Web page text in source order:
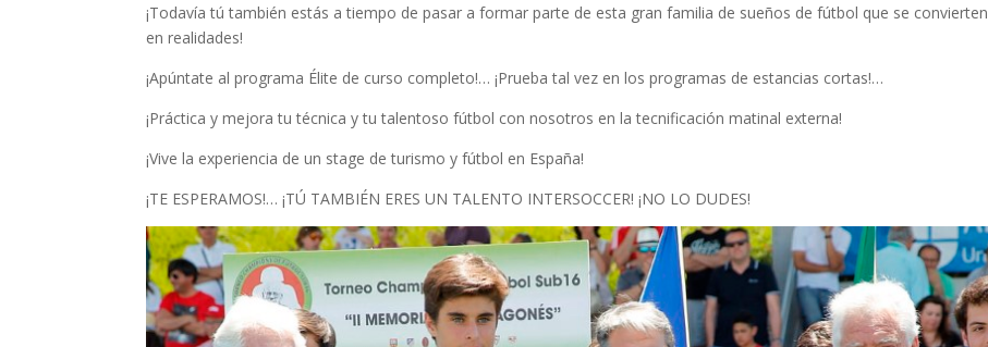
¡Todavía tú también estás a tiempo de pasar a formar parte de esta gran familia de sueños de fútbol que se convierten
en realidades!
¡Apúntate al programa Élite de curso completo!… ¡Prueba tal vez en los programas de estancias cortas!…
¡Práctica y mejora tu técnica y tu talentoso fútbol con nosotros en la tecnificación matinal externa!
¡Vive la experiencia de un stage de turismo y fútbol en España!
¡TE ESPERAMOS!… ¡TÚ TAMBIÉN ERES UN TALENTO INTERSOCCER! ¡NO LO DUDES!